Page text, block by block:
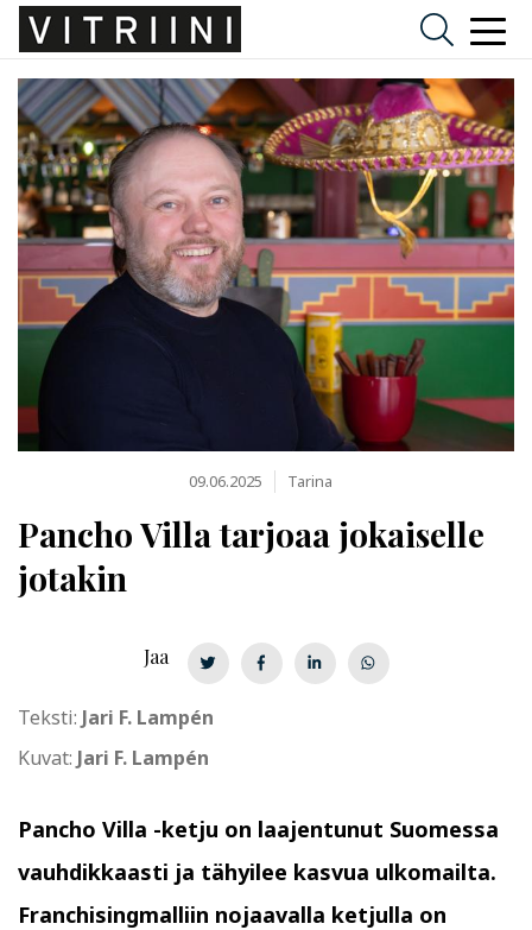
09.06.2025 Tarina
Pancho Villa tarjoaa jokaiselle
jotakin
Teksti: Jari F. Lampén
Kuvat: Jari F. Lampén
Pancho Villa -ketju on laajentunut Suomessa
vauhdikkaasti ja tähyilee kasvua ulkomailta.
Franchisingmalliin nojaavalla ketjulla on
Jaa